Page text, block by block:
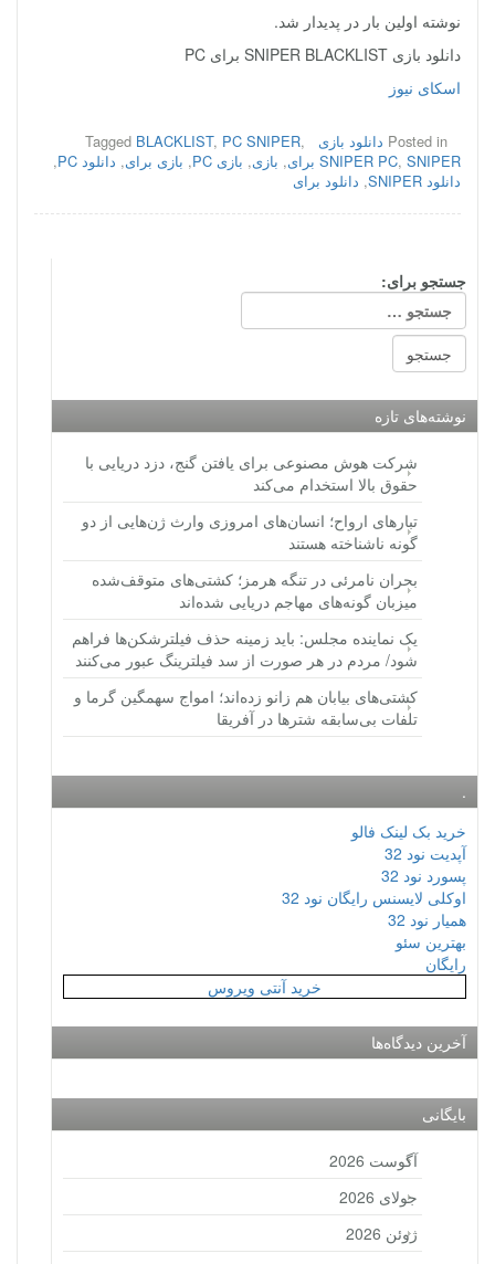
نوشته اولین بار در پدیدار شد.
دانلود بازی SNIPER BLACKLIST برای PC
اسکای نیوز
Posted in دانلود بازی Tagged BLACKLIST, PC SNIPER,
SNIPER PC, SNIPER برای , بازی, بازی PC , بازی برای, دانلود PC
,
دانلود SNIPER
, دانلود برای
جستجو برای:
نوشته‌های تازه
شرکت هوش مصنوعی برای یافتن گنج، دزد دریایی با
حقوق بالا استخدام می‌کند
تبارهای ارواح؛ انسان‌های امروزی وارث ژن‌هایی از دو
گونه ناشناخته هستند
بحران نامرئی در تنگه هرمز؛ کشتی‌های متوقف‌شده
میزبان گونه‌های مهاجم دریایی شده‌اند
یک نماینده مجلس: باید زمینه حذف فیلترشکن‌ها فراهم
شود/ مردم در هر صورت از سد فیلترینگ عبور می‌کنند
کشتی‌های بیابان هم زانو زده‌اند؛ امواج سهمگین گرما و
تلفات بی‌سابقه شترها در آفریقا
.
خرید بک لینک فالو
آپدیت نود 32
پسورد نود 32
اوکلی لایسنس رایگان نود 32
همیار نود 32
بهترین سئو
رایگان
خرید آنتی ویروس
آخرین دیدگاه‌ها
بایگانی
آگوست 2026
جولای 2026
ژوئن 2026